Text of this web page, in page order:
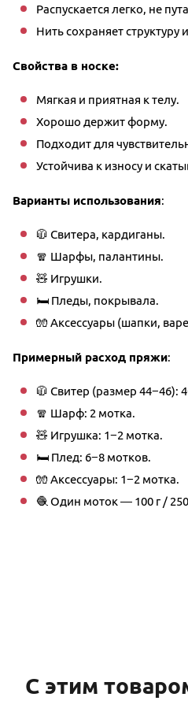
Распускается легко, не
Нить сохраняет
Свойства в носке:
Мягкая и приятная к телу.
Хорошо держит форму.
Подходит для
Устойчива к износу и
Варианты использования:
🧥 Свитера, кардиганы.
🧣 Шарфы, палантины.
🧸 Игрушки.
🛏 Пледы, покрывала.
🧤 Аксессуары (шапки,
Примерный расход пряжи:
🧥 Свитер (размер 44−46):
🧣 Шарф: 2 мотка.
🧸 Игрушка: 1−2 мотка.
🛏 Плед: 6−8 мотков.
🧤 Аксессуары: 1−2 мотка.
🧶 Один моток — 100 г /
С этим